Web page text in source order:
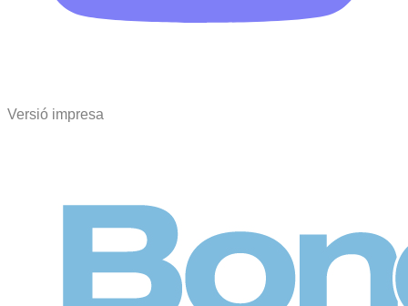
Versió impresa